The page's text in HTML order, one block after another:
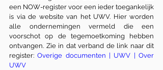
een NOW-register voor een ieder toegankelijk
is via de website van het UWV. Hier worden
alle ondernemingen vermeld die een
voorschot op de tegemoetkoming hebben
ontvangen. Zie in dat verband de link naar dit
register: Overige documenten | UWV | Over
UWV